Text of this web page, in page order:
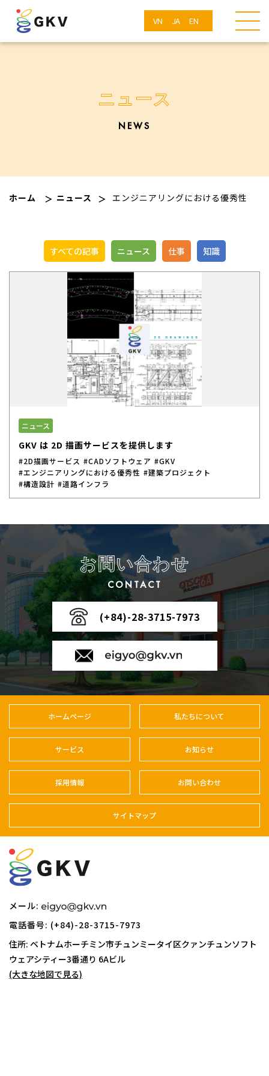
VN JA EN
ニュース
NEWS
ホーム ニュース エンジニアリングにおける優秀性
すべての記事 ニュース 仕事 知識
ニュース
GKV は 2D 描画サービスを提供します
#2D描画サービス #CADソフトウェア #GKV
#エンジニアリングにおける優秀性 #建築プロジェクト
#構造設計 #道路インフラ
お問い合わせ
CONTACT
(+84)-28-3715-7973
ホームページ 私たちについて
サービス お知らせ
採用情報 お問い合わせ
サイトマップ
メール:
電話番号: (+84)-28-3715-7973
住所: ベトナムホーチミン市チュンミータイ区クァンチュンソフト
ウェアシティー3番通り 6Aビル
(大きな地図で見る)